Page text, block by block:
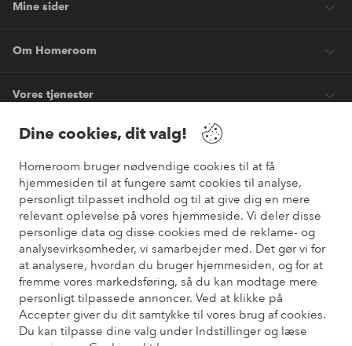
Dine cookies, dit valg!
Homeroom bruger nødvendige cookies til at få
hjemmesiden til at fungere samt cookies til analyse,
personligt tilpasset indhold og til at give dig en mere
relevant oplevelse på vores hjemmeside. Vi deler disse
personlige data og disse cookies med de reklame- og
analysevirksomheder, vi samarbejder med. Det gør vi for
at analysere, hvordan du bruger hjemmesiden, og for at
fremme vores markedsføring, så du kan modtage mere
personligt tilpassede annoncer. Ved at klikke på
Accepter giver du dit samtykke til vores brug af cookies.
Du kan tilpasse dine valg under Indstillinger og læse
Mine sider
Om Homeroom
Vores tjenester
Vilkår
Venner
Sikre betalinger
Vil du vide mere om vores betalingsmuligheder ?
elpy